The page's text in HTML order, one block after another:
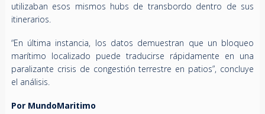
utilizaban esos mismos hubs de transbordo dentro de sus
itinerarios.
“En última instancia, los datos demuestran que un bloqueo
marítimo localizado puede traducirse rápidamente en una
paralizante crisis de congestión terrestre en patios”, concluye
el análisis.
Por MundoMaritimo